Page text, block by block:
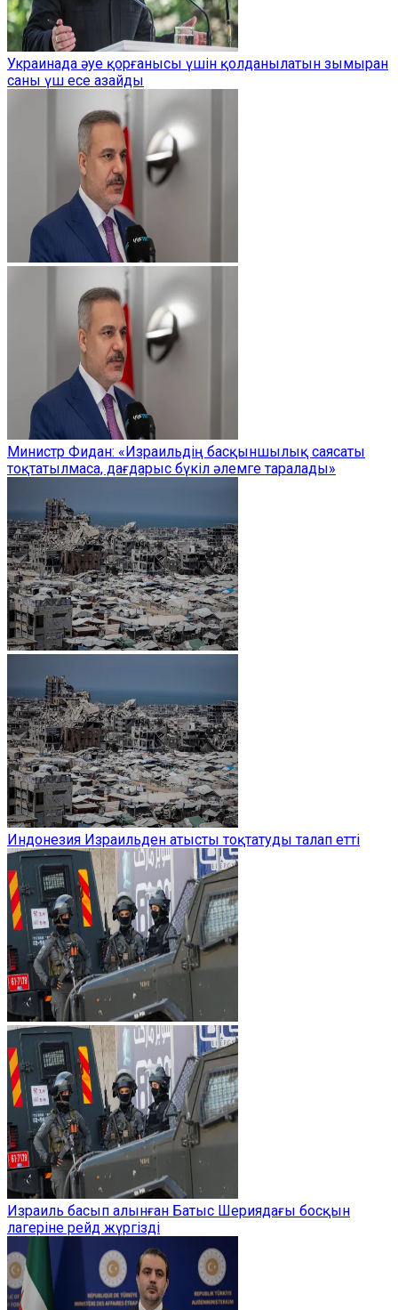
Украинада әуе қорғанысы үшін қолданылатын зымыран
саны үш есе азайды
Министр Фидан: «Израильдің басқыншылық саясаты
тоқтатылмаса, дағдарыс бүкіл әлемге таралады»
Индонезия Израильден атысты тоқтатуды талап етті
Израиль басып алынған Батыс Шериядағы босқын
лагеріне рейд жүргізді